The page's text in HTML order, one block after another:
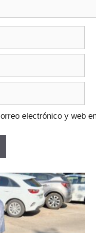
electrónico y web